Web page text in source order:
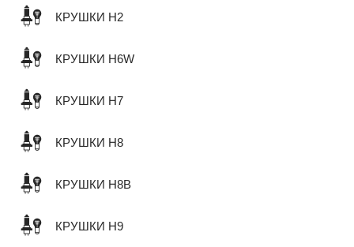
КРУШКИ H2
КРУШКИ H6W
КРУШКИ H7
КРУШКИ H8
КРУШКИ H8B
КРУШКИ H9